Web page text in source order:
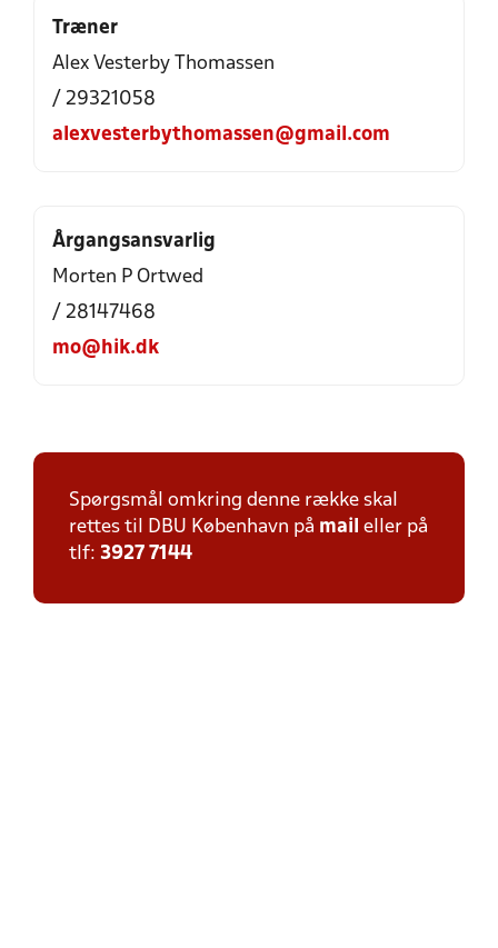
Træner
Alex Vesterby Thomassen
/ 29321058
alexvesterbythomassen@gmail.com
Årgangsansvarlig
Morten P Ortwed
/ 28147468
mo@hik.dk
Spørgsmål omkring denne række skal
rettes til DBU København på mail eller på
tlf: 3927 7144